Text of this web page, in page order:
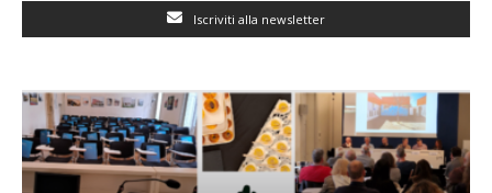
Iscriviti alla newsletter